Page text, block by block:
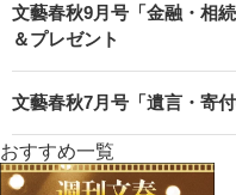
文藝春秋9月号「金融・相
＆プレゼント
文藝春秋7月号「遺言・寄
おすすめ一覧